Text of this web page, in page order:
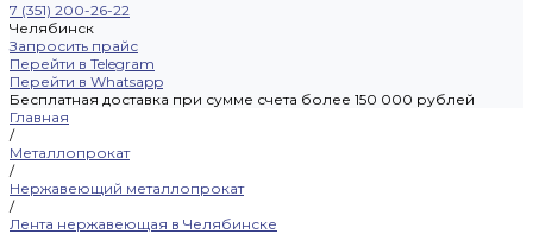
7 (351) 200-26-22
Челябинск
Запросить прайс
Перейти в Telegram
Перейти в Whatsapp
Бесплатная доставка при сумме счета более 150 000 рублей
Главная
/
Металлопрокат
/
Нержавеющий металлопрокат
/
Лента нержавеющая в Челябинске